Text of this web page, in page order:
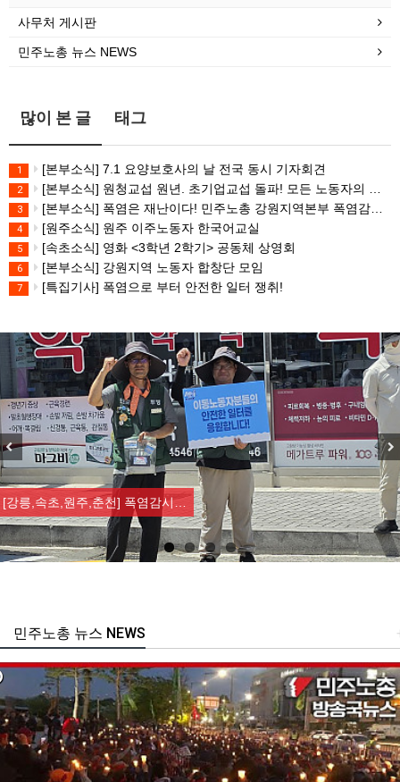
사무처 게시판
민주노총 뉴스 NEWS
많이 본 글 태그
1 [본부소식] 7.1 요양보호사의 날 전국 동시 기자회견
2 [본부소식] 원청교섭 원년. 초기업교섭 돌파! 모든 노동자의 노동기본권 쟁취! 민주노총 7.15 총파업대회
3 [본부소식] 폭염은 재난이다! 민주노총 강원지역본부 폭염감시단 선포 기자회견
4 [원주소식] 원주 이주노동자 한국어교실
5 [속초소식] 영화 <3학년 2학기> 공동체 상영회
6 [본부소식] 강원지역 노동자 합창단 모임
7 [특집기사] 폭염으로 부터 안전한 일터 쟁취!
[강릉,속초,원주,춘천] 폭염감시…
주노총 뉴스 NEWS